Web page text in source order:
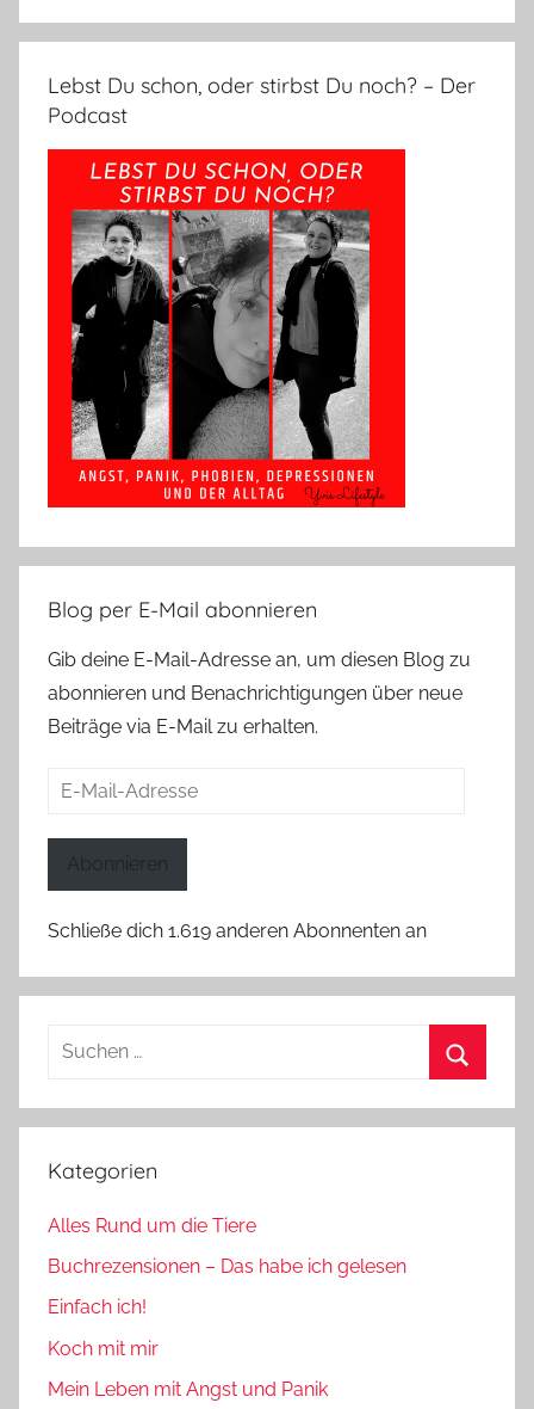
Lebst Du schon, oder stirbst Du noch? – Der
Podcast
Blog per E-Mail abonnieren
Gib deine E-Mail-Adresse an, um diesen Blog zu
abonnieren und Benachrichtigungen über neue
Beiträge via E-Mail zu erhalten.
E-
Abonnieren
Schließe dich 1.619 anderen Abonnenten an
Suchen
Kategorien
Alles Rund um die Tiere
Buchrezensionen – Das habe ich gelesen
Einfach ich!
Koch mit mir
Mein Leben mit Angst und Panik